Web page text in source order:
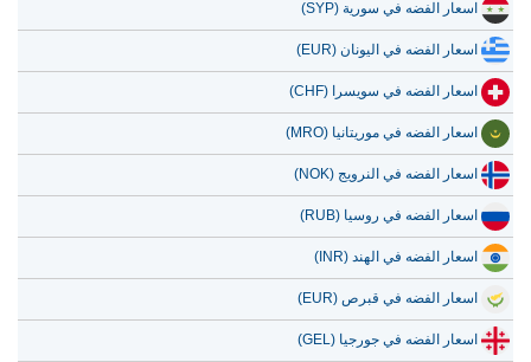
اسعار الفضه في سورية (SYP)
اسعار الفضه في اليونان (EUR)
اسعار الفضه في سويسرا (CHF)
اسعار الفضه في موريتانيا (MRO)
اسعار الفضه في النرويج (NOK)
اسعار الفضه في روسيا (RUB)
اسعار الفضه في الهند (INR)
اسعار الفضه في قبرص (EUR)
اسعار الفضه في جورجيا (GEL)